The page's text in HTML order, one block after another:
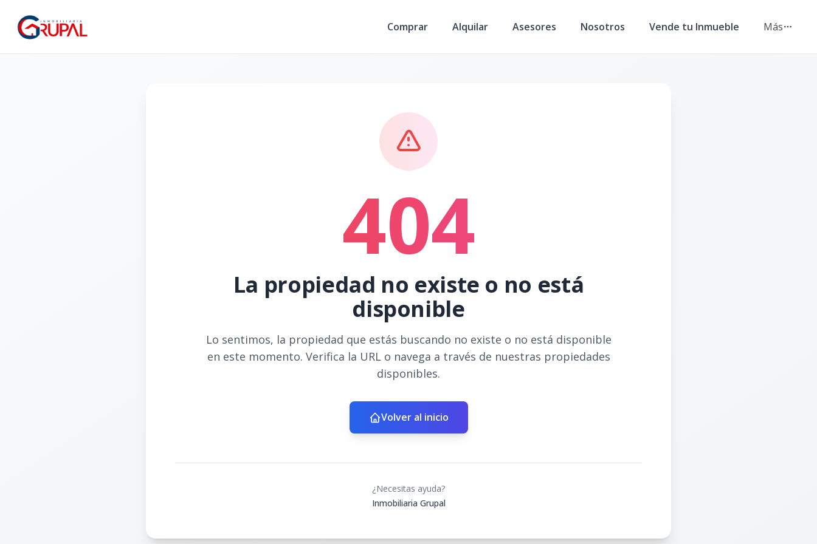
Comprar Alquilar Asesores Nosotros Vende tu Inmueble Más
404
La propiedad no existe o no está
disponible
Lo sentimos, la propiedad que estás buscando no existe o no está disponible
en este momento. Verifica la URL o navega a través de nuestras propiedades
disponibles.
Volver al inicio
¿Necesitas ayuda?
Inmobiliaria Grupal